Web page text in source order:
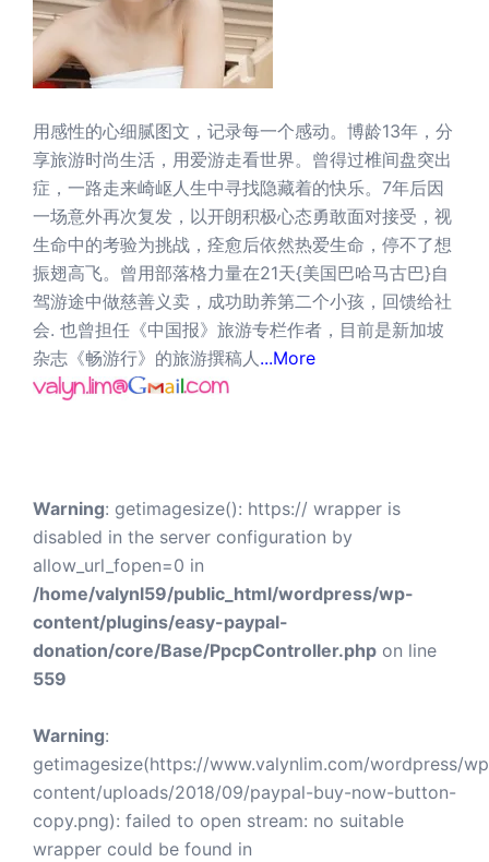
用感性的心细腻图文，记录每一个感动。博龄13年，分
享旅游时尚生活，用爱游走看世界。曾得过椎间盘突出
症，一路走来崎岖人生中寻找隐藏着的快乐。7年后因
一场意外再次复发，以开朗积极心态勇敢面对接受，视
生命中的考验为挑战，痊愈后依然热爱生命，停不了想
振翅高飞。曾用部落格力量在21天{美国巴哈马古巴}自
驾游途中做慈善义卖，成功助养第二个小孩，回馈给社
会. 也曾担任《中国报》旅游专栏作者，目前是新加坡
杂志《畅游行》的旅游撰稿人 ...More
Warning: getimagesize(): https:// wrapper is
disabled in the server configuration by
allow_url_fopen=0 in
/home/valynl59/public_html/wordpress/wp-
content/plugins/easy-paypal-
donation/core/Base/PpcpController.php on line
559
Warning:
getimagesize(https://www.valynlim.com/wordpress/
content/uploads/2018/09/paypal-buy-now-button-
copy.png): failed to open stream: no suitable
wrapper could be found in